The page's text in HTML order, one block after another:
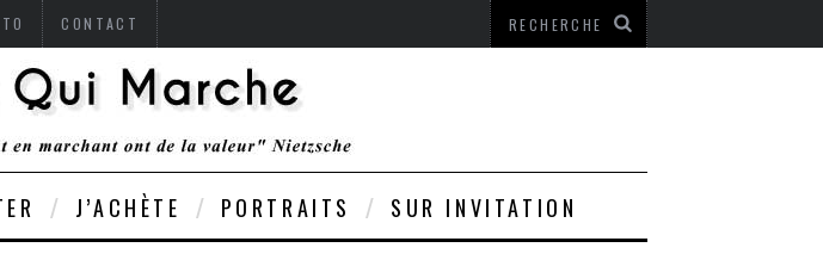
CONTACT
J’ACHÈTE PORTRAITS SUR INVITATION